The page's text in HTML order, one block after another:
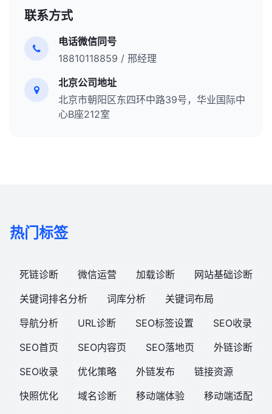
联系方式
电话微信同号
18810118859 / 邢经理
北京公司地址
北京市朝阳区东四环中路39号，华业国际中
心B座212室
热门标签
死链诊断 微信运营 加载诊断
网站基础诊断
关键词排名分析
词库分析
关键词布局
导航分析
URL诊断 SEO标签设置
SEO收录
SEO首页
SEO内容页 SEO落地页
外链诊断
SEO收录
优化策略 外链发布
链接资源
快照优化
域名诊断 移动端体验
移动端适配